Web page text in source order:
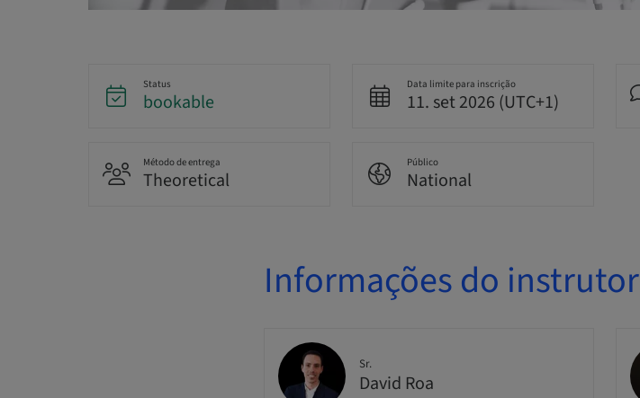
Status
bookable
Data limite para inscrição
11. set 2026 (UTC+1)
Método de entrega
Theoretical
Público
National
Informações do instrutor
Sr.
David Roa